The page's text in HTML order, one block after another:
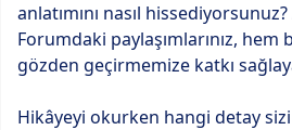
anlatımını nasıl
Forumdaki paylaşımlarınız,
gözden geçirmemize katkı
Hikâyeyi okurken hangi detay